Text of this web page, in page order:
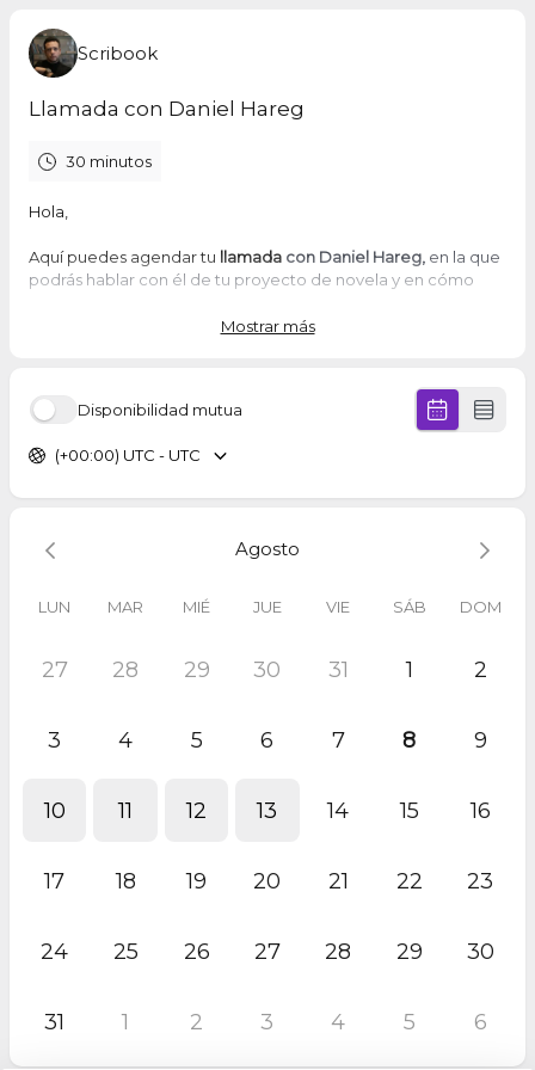
Scribook
Llamada con Daniel Hareg
30 minutos
Hola,
Aquí puedes agendar tu llamada con Daniel Hareg, en la que
podrás hablar con él de tu proyecto de novela y en cómo
Confirma tu reserva añadiendo tus datos
Inmediatamente, recibirás el enlace para la conexión en tu
Mostrar más
Disponibilidad mutua
(+00:00) UTC - UTC
Agosto
LUN MAR MIÉ JUE VIE SÁB DOM
27 28 29 30 31 1 2
3 4 5 6 7 8 9
10 11 12 13 14 15 16
17 18 19 20 21 22 23
24 25 26 27 28 29 30
31 1 2 3 4 5 6